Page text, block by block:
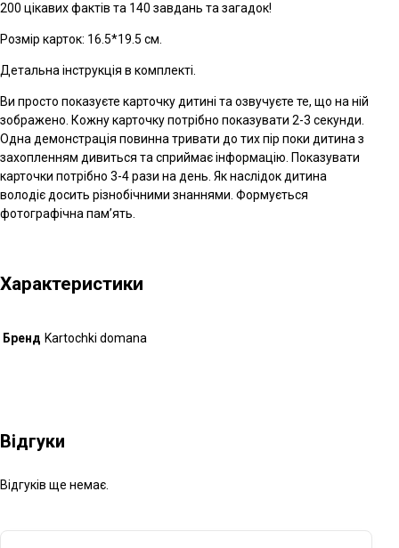
200 цікавих фактів та 140 завдань та загадок!
Розмір карток: 16.5*19.5 см.
Детальна інструкція в комплекті.
Ви просто показуєте карточку дитині та озвучуєте те, що на ній
зображено. Кожну карточку потрібно показувати 2-3 секунди.
Одна демонстрація повинна тривати до тих пір поки дитина з
захопленням дивиться та сприймає інформацію. Показувати
карточки потрібно 3-4 рази на день. Як наслідок дитина
володіє досить різнобічними знаннями. Формується
фотографічна пам’ять.
Характеристики
Бренд Kartochki domana
Відгуки
Відгуків ще немає.